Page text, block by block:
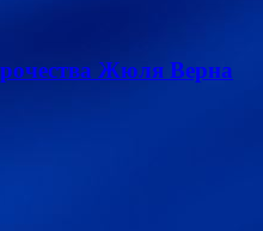
Жюля Верна